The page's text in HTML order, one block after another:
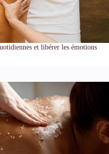
et libérer les émotions